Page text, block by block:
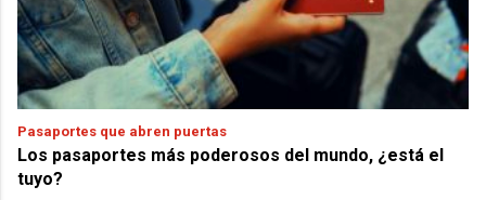
Pasaportes que abren puertas
Los pasaportes más poderosos del mundo, ¿está el
tuyo?